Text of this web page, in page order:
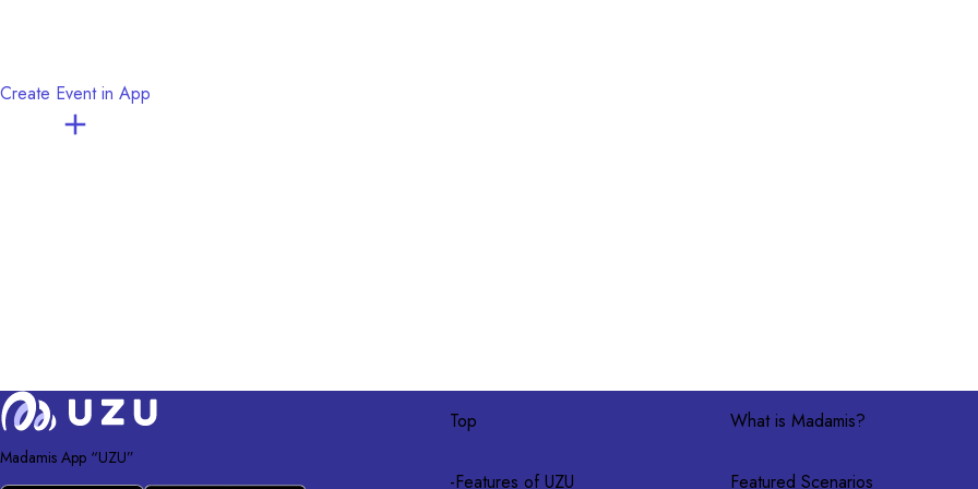
Create Event in App
Madamis App “UZU”
Top
-Features of UZU
What is Madamis?
Featured Scenarios